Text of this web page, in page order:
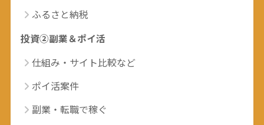
ふるさと納税
投資②副業＆ポイ活
仕組み・サイト比較など
ポイ活案件
副業・転職で稼ぐ